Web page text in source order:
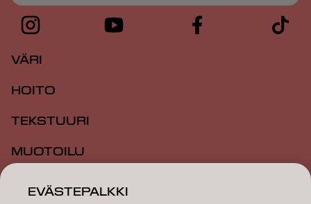
VÄRI
HOITO
TEKSTUURI
MUOTOILU
INSPIRAATIO
EVÄSTEPALKKI